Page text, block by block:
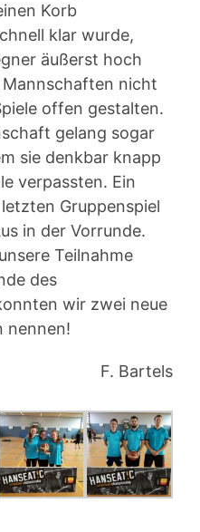
Korb
klar wurde,
äußerst hoch
nicht
offen gestalten.
gelang sogar
sie denkbar knapp
verpassten. Ein
Gruppenspiel
in der Vorrunde.
Teilnahme
des
wir zwei neue
nennen!
F. Bartels